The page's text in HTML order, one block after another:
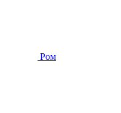
Ром